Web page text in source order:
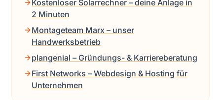
Kostenloser Solarrechner – deine Anlage in
2 Minuten
Montageteam Marx – unser
Handwerksbetrieb
plangenial – Gründungs- & Karriereberatung
First Networks – Webdesign & Hosting für
Unternehmen